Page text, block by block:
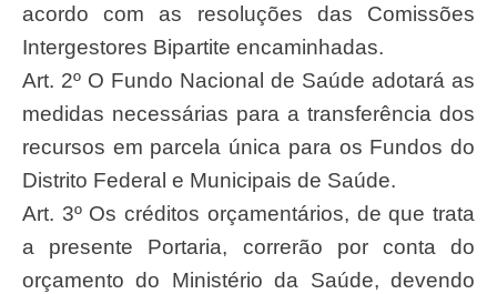
acordo com as resoluções das Comissões
Intergestores Bipartite encaminhadas.
Art. 2º O Fundo Nacional de Saúde adotará as
medidas necessárias para a transferência dos
recursos em parcela única para os Fundos do
Distrito Federal e Municipais de Saúde.
Art. 3º Os créditos orçamentários, de que trata
a presente Portaria, correrão por conta do
orçamento do Ministério da Saúde, devendo